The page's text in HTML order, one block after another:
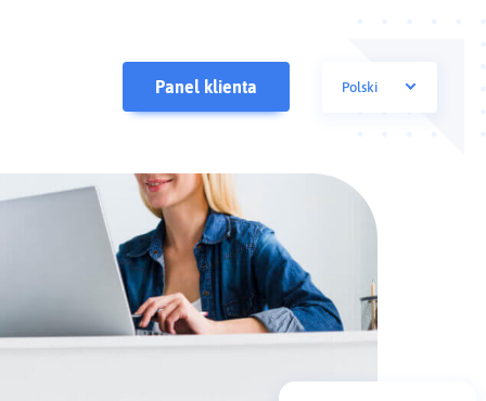
Panel klienta polski
English